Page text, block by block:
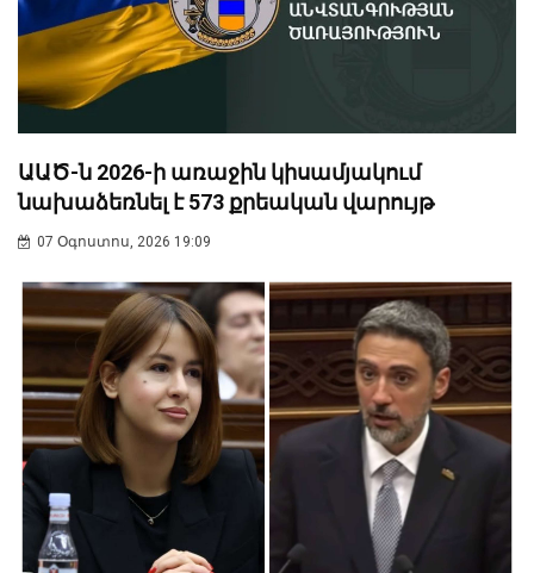
ԱԱԾ-ն 2026-ի առաջին կիսամյակում
նախաձեռնել է 573 քրեական վարույթ
07 Օգոստոս, 2026 19:09